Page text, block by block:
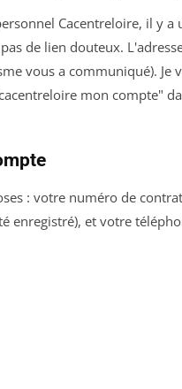
Cacentreloire, il y a
de lien douteux.
vous a communiqué). Je
mon compte"
: votre numéro de
enregistré), et votre